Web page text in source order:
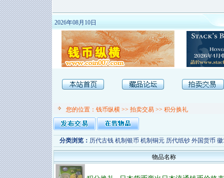
2026年08月10日
您的位置： 钱币纵横>> 拍卖交易>> 积分换礼
分类浏览： 历代古钱 机制银币 机制铜元 历代纸钞 外国货币 徽
物品名称